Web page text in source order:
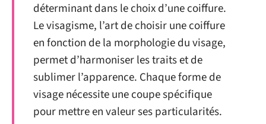
déterminant dans le choix d’une coiffure.
Le visagisme, l’art de choisir une coiffure
en fonction de la morphologie du visage,
permet d’harmoniser les traits et de
sublimer l’apparence. Chaque forme de
visage nécessite une coupe spécifique
pour mettre en valeur ses particularités.